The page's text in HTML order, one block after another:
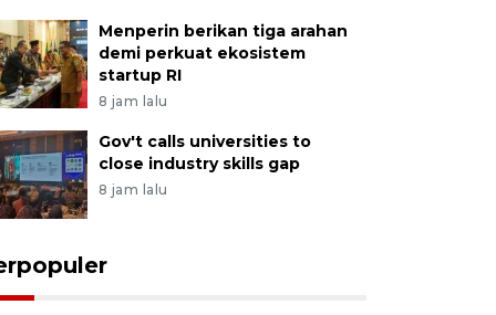
Menperin berikan tiga arahan
demi perkuat ekosistem
startup RI
8 jam lalu
Gov't calls universities to
close industry skills gap
8 jam lalu